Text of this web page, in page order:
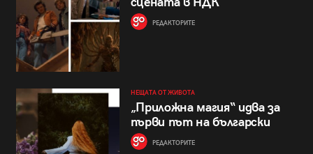
РЕДАКТОРИТЕ
НЕЩАТА ОТ ЖИВОТА
„Приложна магия“ идва за
първи път на български
РЕДАКТОРИТЕ